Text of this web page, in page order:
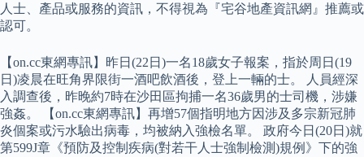
人士、產品或服務的資訊，不得視為『宅谷地產資訊網』推薦或
認可。
【on.cc東網專訊】昨日(22日)一名18歲女子報案，指於周日(19
日)凌晨在旺角界限街一酒吧飲酒後，登上一輛的士。 人員經深
入調查後，昨晚約7時在沙田區拘捕一名36歲男的士司機，涉嫌
強姦。 【on.cc東網專訊】再增57個指明地方因涉及多宗新冠肺
炎個案或污水驗出病毒，均被納入強檢名單。 政府今日(20日)就
第599J章《預防及控制疾病(對若干人士強制檢測)規例》下的強